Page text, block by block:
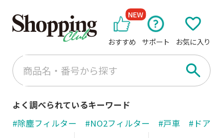
おすすめ
NEW
サポート お気に入り
よく調べられているキーワード
#除塵フィルター
#NO2フィルター #戸車
#ドアノ